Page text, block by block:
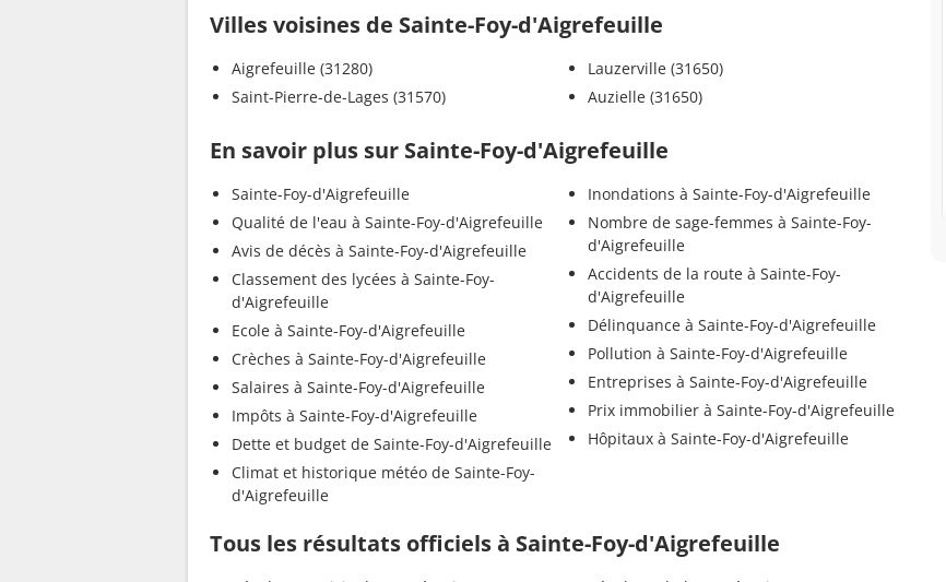
Villes voisines de Sainte-Foy-d'Aigrefeuille
Aigrefeuille (31280)
Saint-Pierre-de-Lages (31570)
Lauzerville (31650)
Auzielle (31650)
En savoir plus sur Sainte-Foy-d'Aigrefeuille
Sainte-Foy-d'Aigrefeuille
Qualité de l'eau à Sainte-Foy-d'Aigrefeuille
Avis de décès à Sainte-Foy-d'Aigrefeuille
Classement des lycées à Sainte-Foy-
d'Aigrefeuille
Ecole à Sainte-Foy-d'Aigrefeuille
Crèches à Sainte-Foy-d'Aigrefeuille
Salaires à Sainte-Foy-d'Aigrefeuille
Impôts à Sainte-Foy-d'Aigrefeuille
Dette et budget de Sainte-Foy-d'Aigrefeuille
Climat et historique météo de Sainte-Foy-
d'Aigrefeuille
Inondations à Sainte-Foy-d'Aigrefeuille
Nombre de sage-femmes à Sainte-Foy-
d'Aigrefeuille
Accidents de la route à Sainte-Foy-
d'Aigrefeuille
Délinquance à Sainte-Foy-d'Aigrefeuille
Pollution à Sainte-Foy-d'Aigrefeuille
Entreprises à Sainte-Foy-d'Aigrefeuille
Prix immobilier à Sainte-Foy-d'Aigrefeuille
Hôpitaux à Sainte-Foy-d'Aigrefeuille
Tous les résultats officiels à Sainte-Foy-d'Aigrefeuille